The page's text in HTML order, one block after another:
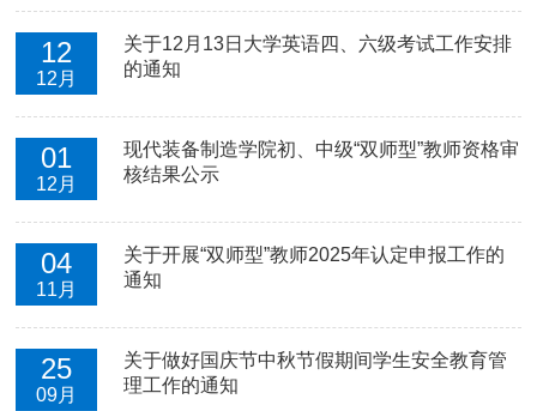
12
12月
关于12月13日大学英语四、六级考试工作安排
的通知
01
12月
现代装备制造学院初、中级“双师型”教师资格审
核结果公示
04
11月
关于开展“双师型”教师2025年认定申报工作的
通知
25
09月
关于做好国庆节中秋节假期间学生安全教育管
理工作的通知